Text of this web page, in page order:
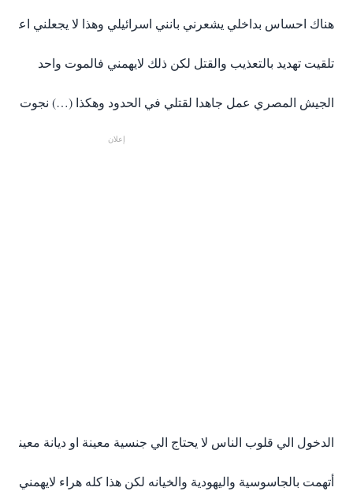
هناك احساس بداخلي يشعرني بانني اسرائيلي وهذا لا يجعلني اعتنق
تلقيت تهديد بالتعذيب والقتل لكن ذلك لايهمني فالموت واحد
الجيش المصري عمل جاهدا لقتلي في الحدود وهكذا (…) نجوت
إعلان
الدخول الي قلوب الناس لا يحتاج الي جنسية معينة او ديانة معينة
أتهمت بالجاسوسية واليهودية والخيانه لكن هذا كله هراء لايهمني